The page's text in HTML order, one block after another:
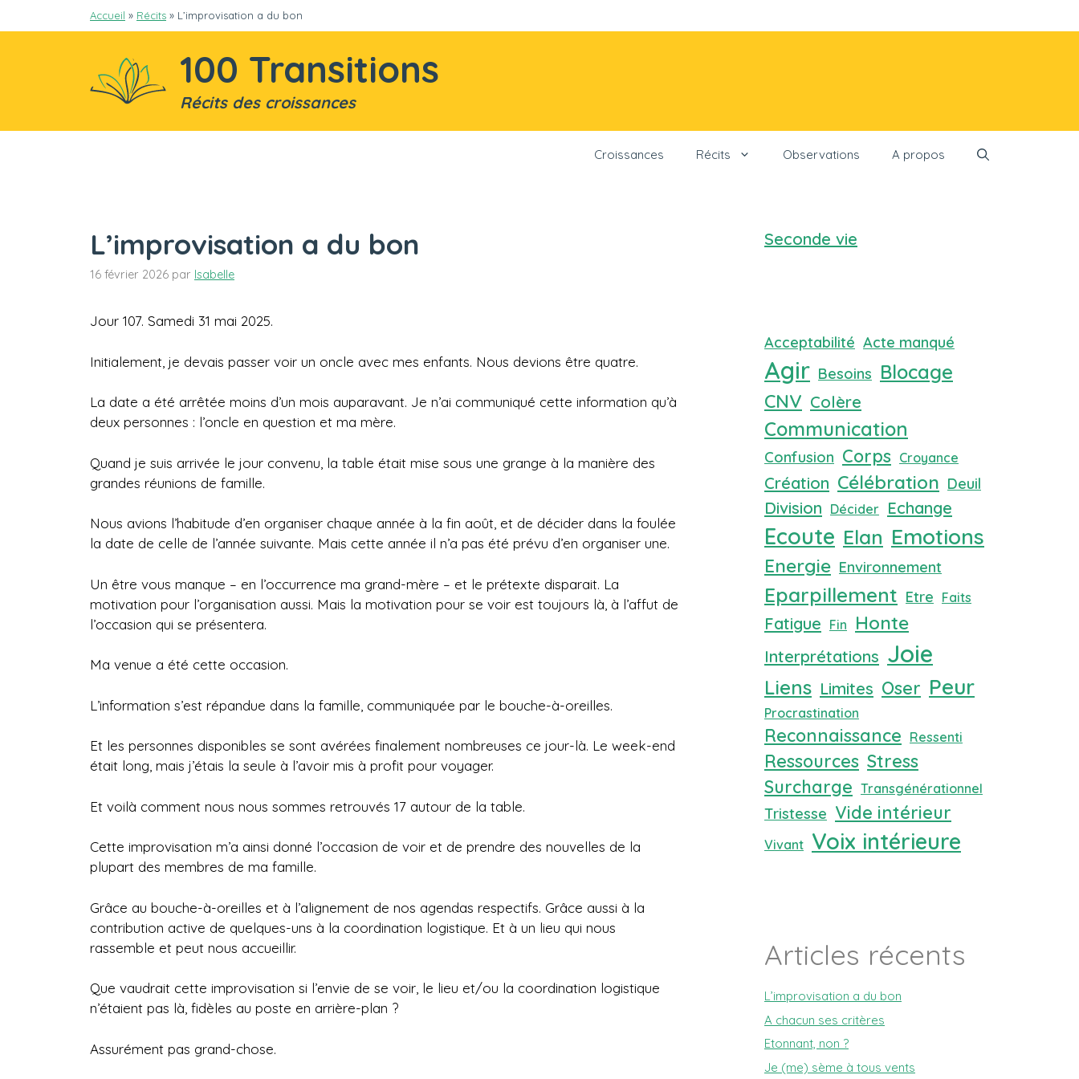
au
Accueil » Récits » L’improvisation a du bon
100 Transitions
Récits des croissances
Croissances Récits Observations A propos
L’improvisation a du bon
16 février 2026 par Isabelle
Jour 107. Samedi 31 mai 2025.
Initialement, je devais passer voir un oncle avec mes enfants. Nous devions être quatre.
La date a été arrêtée moins d’un mois auparavant. Je n’ai communiqué cette information qu’à
deux personnes : l’oncle en question et ma mère.
Quand je suis arrivée le jour convenu, la table était mise sous une grange à la manière des
grandes réunions de famille.
Nous avions l’habitude d’en organiser chaque année à la fin août, et de décider dans la foulée
la date de celle de l’année suivante. Mais cette année il n’a pas été prévu d’en organiser une.
Un être vous manque – en l’occurrence ma grand-mère – et le prétexte disparait. La
motivation pour l’organisation aussi. Mais la motivation pour se voir est toujours là, à l’affut de
l’occasion qui se présentera.
Ma venue a été cette occasion.
L’information s’est répandue dans la famille, communiquée par le bouche-à-oreilles.
Et les personnes disponibles se sont avérées finalement nombreuses ce jour-là. Le week-end
était long, mais j’étais la seule à l’avoir mis à profit pour voyager.
Et voilà comment nous nous sommes retrouvés 17 autour de la table.
Cette improvisation m’a ainsi donné l’occasion de voir et de prendre des nouvelles de la
plupart des membres de ma famille.
Grâce au bouche-à-oreilles et à l’alignement de nos agendas respectifs. Grâce aussi à la
contribution active de quelques-uns à la coordination logistique. Et à un lieu qui nous
rassemble et peut nous accueillir.
Que vaudrait cette improvisation si l’envie de se voir, le lieu et/ou la coordination logistique
n’étaient pas là, fidèles au poste en arrière-plan ?
Assurément pas grand-chose.
Seconde vie
Acceptabilité Acte manqué
Agir Besoins Blocage
CNV Colère
Communication
Confusion Corps Croyance
Création Célébration Deuil
Division Décider Echange
Ecoute Elan Emotions
Energie Environnement
Eparpillement Etre Faits
Fatigue Fin Honte
Interprétations Joie
Liens Limites Oser Peur
Procrastination
Reconnaissance Ressenti
Ressources Stress
Surcharge Transgénérationnel
Tristesse Vide intérieur
Vivant Voix intérieure
Articles récents
L’improvisation a du bon
A chacun ses critères
Etonnant, non ?
Je (me) sème à tous vents